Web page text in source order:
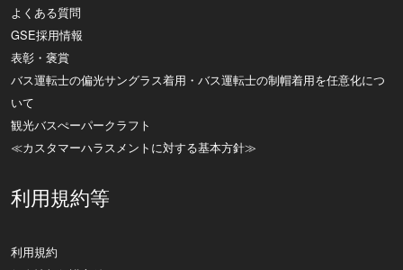
よくある質問
GSE採用情報
表彰・褒賞
バス運転士の偏光サングラス着用・バス運転士の制帽着用を任意化につ
いて
観光バスぺーパークラフト
≪カスタマーハラスメントに対する基本方針≫
利用規約等
利用規約